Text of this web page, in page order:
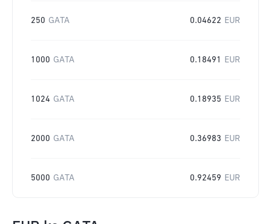
250 GATA 0.04622 EUR
1000 GATA 0.18491 EUR
1024 GATA 0.18935 EUR
2000 GATA 0.36983 EUR
5000 GATA 0.92459 EUR